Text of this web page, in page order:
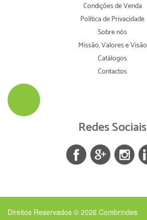
Condições de Venda
Política de Privacidade
Sobre nós
Missão, Valores e Visão
Catálogos
Contactos
Redes Sociais
Direitos Reservados © 2026 Combrindes